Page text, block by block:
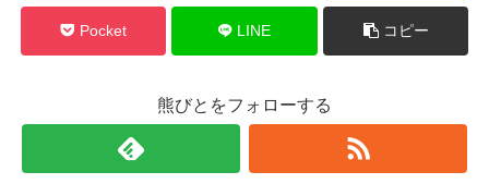
Pocket LINE コピー
熊びとをフォローする